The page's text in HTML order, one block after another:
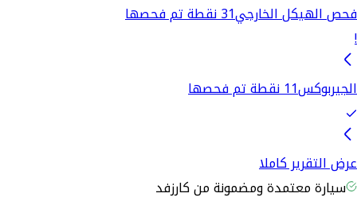
فحص الهيكل الخارجي31 نقطة تم فحصها
!
الجيربوكس11 نقطة تم فحصها
عرض التقرير كاملا
سيارة معتمدة ومضمونة من كارزفد